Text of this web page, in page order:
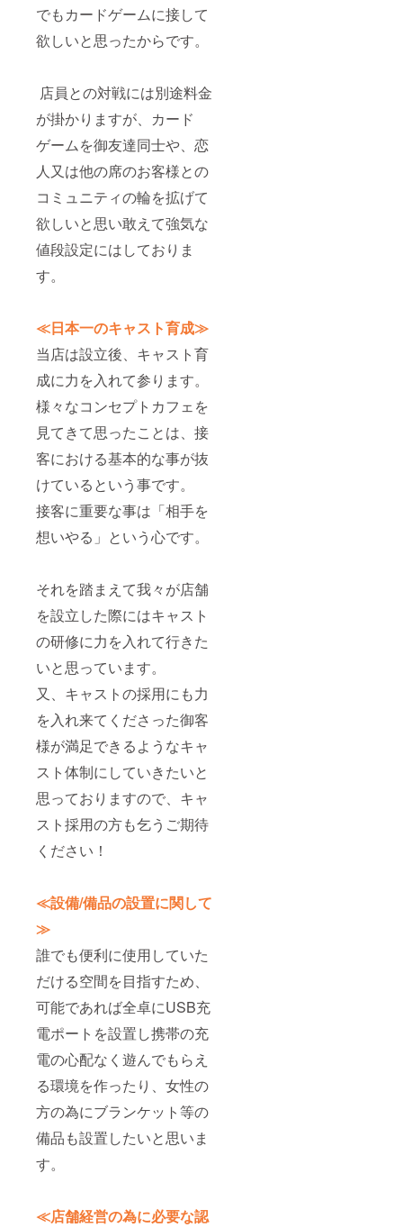
でもカードゲームに接して
欲しいと思ったからです。
店員との対戦には別途料金
が掛かりますが、カード
ゲームを御友達同士や、恋
人又は他の席のお客様との
コミュニティの輪を拡げて
欲しいと思い敢えて強気な
値段設定にはしておりま
す。
≪日本一のキャスト育成≫
当店は設立後、キャスト育
成に力を入れて参ります。
様々なコンセプトカフェを
見てきて思ったことは、接
客における基本的な事が抜
けているという事です。
接客に重要な事は「相手を
想いやる」という心です。
それを踏まえて我々が店舗
を設立した際にはキャスト
の研修に力を入れて行きた
いと思っています。
又、キャストの採用にも力
を入れ来てくださった御客
様が満足できるようなキャ
スト体制にしていきたいと
思っておりますので、キャ
スト採用の方も乞うご期待
ください！
≪設備/備品の設置に関して
≫
誰でも便利に使用していた
だける空間を目指すため、
可能であれば全卓にUSB充
電ポートを設置し携帯の充
電の心配なく遊んでもらえ
る環境を作ったり、女性の
方の為にブランケット等の
備品も設置したいと思いま
す。
≪店舗経営の為に必要な認